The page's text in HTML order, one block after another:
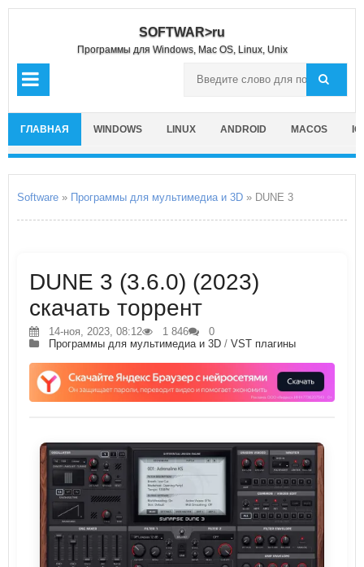
SOFTWAR>ru
Программы для Windows, Mac OS, Linux, Unix
ГЛАВНАЯ WINDOWS LINUX ANDROID MACOS
Software » Программы для мультимедиа и 3D » DUNE 3
DUNE 3 (3.6.0) (2023)
скачать торрент
14-ноя, 2023, 08:12 1 846
0
Программы для мультимедиа и 3D / VST плагины